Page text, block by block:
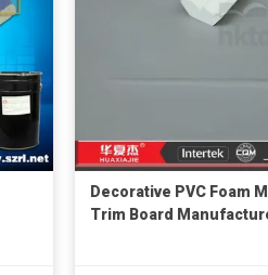
Decorative PVC Foam
Trim Board